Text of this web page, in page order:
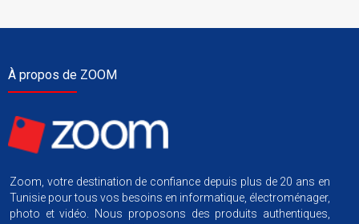
À propos de ZOOM
Zoom, votre destination de confiance depuis plus de 20 ans en
Tunisie pour tous vos besoins en informatique, électroménager,
photo et vidéo. Nous proposons des produits authentiques,